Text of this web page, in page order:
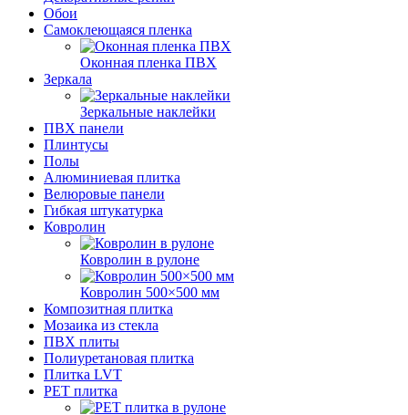
Обои
Самоклеющаяся пленка
Оконная пленка ПВХ
Зеркала
Зеркальные наклейки
ПВХ панели
Плинтусы
Полы
Алюминиевая плитка
Велюровые панели
Гибкая штукатурка
Ковролин
Ковролин в рулоне
Ковролин 500×500 мм
Композитная плитка
Мозаика из стекла
ПВХ плиты
Полиуретановая плитка
Плитка LVT
РЕТ плитка